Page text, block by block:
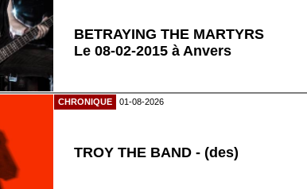
BETRAYING THE MARTYRS
Le 08-02-2015 à Anvers
CHRONIQUE 01-08-2026
TROY THE BAND - (des)